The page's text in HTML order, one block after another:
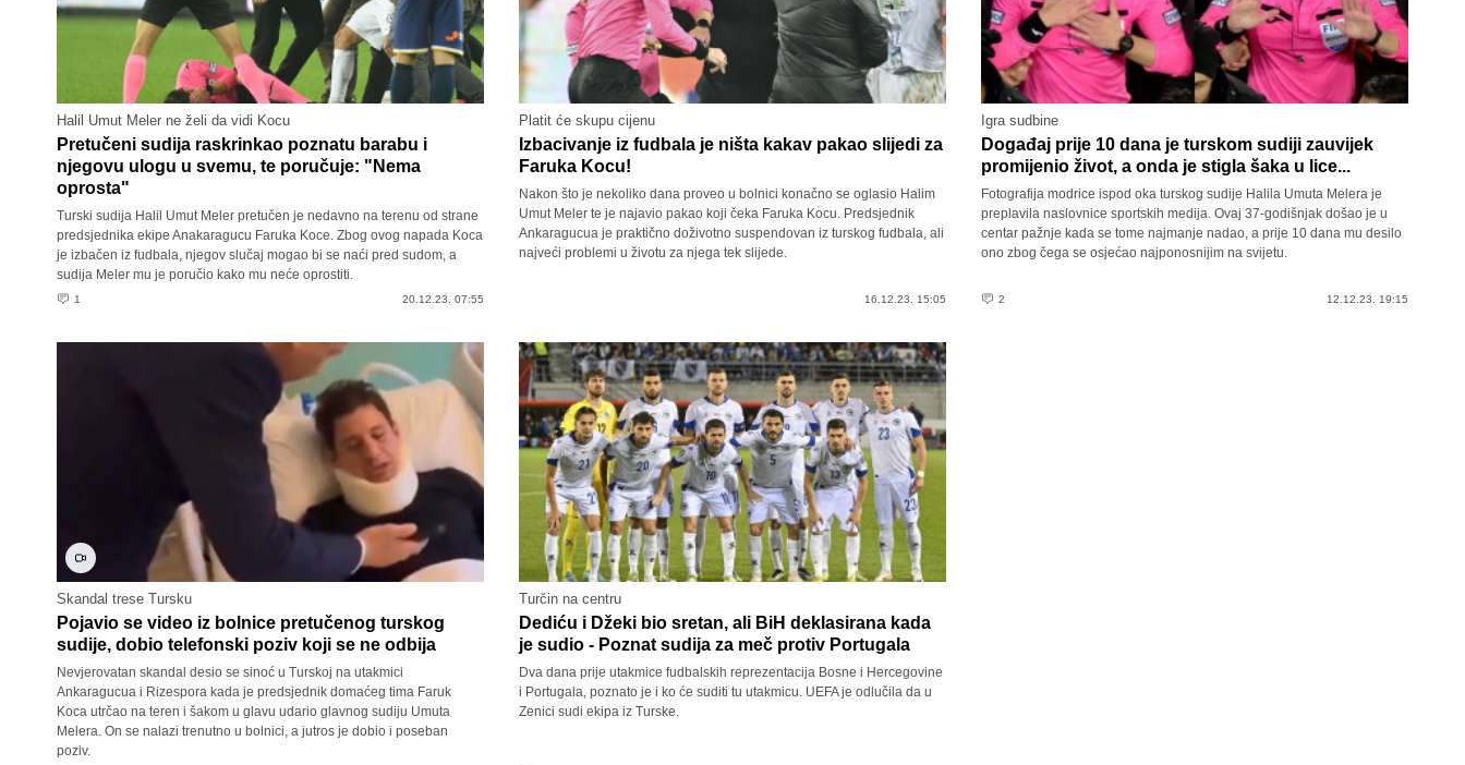
Halil Umut Meler ne želi da vidi Kocu
Pretučeni sudija raskrinkao poznatu barabu i
njegovu ulogu u svemu, te poručuje: "Nema
oprosta"
Turski sudija Halil Umut Meler pretučen je nedavno na terenu od strane
predsjednika ekipe Anakaragucu Faruka Koce. Zbog ovog napada Koca
je izbačen iz fudbala, njegov slučaj mogao bi se naći pred sudom, a
sudija Meler mu je poručio kako mu neće oprostiti.
1 20.12.23. 07:55
Platit će skupu cijenu
Izbacivanje iz fudbala je ništa kakav pakao slijedi za
Faruka Kocu!
Nakon što je nekoliko dana proveo u bolnici konačno se oglasio Halim
Umut Meler te je najavio pakao koji čeka Faruka Kocu. Predsjednik
Ankaragucua je praktično doživotno suspendovan iz turskog fudbala, ali
najveći problemi u životu za njega tek slijede.
16.12.23. 15:05
Igra sudbine
Događaj prije 10 dana je turskom sudiji zauvijek
promijenio život, a onda je stigla šaka u lice...
Fotografija modrice ispod oka turskog sudije Halila Umuta Melera je
preplavila naslovnice sportskih medija. Ovaj 37-godišnjak došao je u
centar pažnje kada se tome najmanje nadao, a prije 10 dana mu desilo
ono zbog čega se osjećao najponosnijim na svijetu.
2 12.12.23. 19:15
Skandal trese Tursku
Pojavio se video iz bolnice pretučenog turskog
sudije, dobio telefonski poziv koji se ne odbija
Nevjerovatan skandal desio se sinoć u Turskoj na utakmici
Ankaragucua i Rizespora kada je predsjednik domaćeg tima Faruk
Koca utrčao na teren i šakom u glavu udario glavnog sudiju Umuta
Melera. On se nalazi trenutno u bolnici, a jutros je dobio i poseban
poziv.
Turčin na centru
Dediću i Džeki bio sretan, ali BiH deklasirana kada
je sudio - Poznat sudija za meč protiv Portugala
Dva dana prije utakmice fudbalskih reprezentacija Bosne i Hercegovine
i Portugala, poznato je i ko će suditi tu utakmicu. UEFA je odlučila da u
Zenici sudi ekipa iz Turske.